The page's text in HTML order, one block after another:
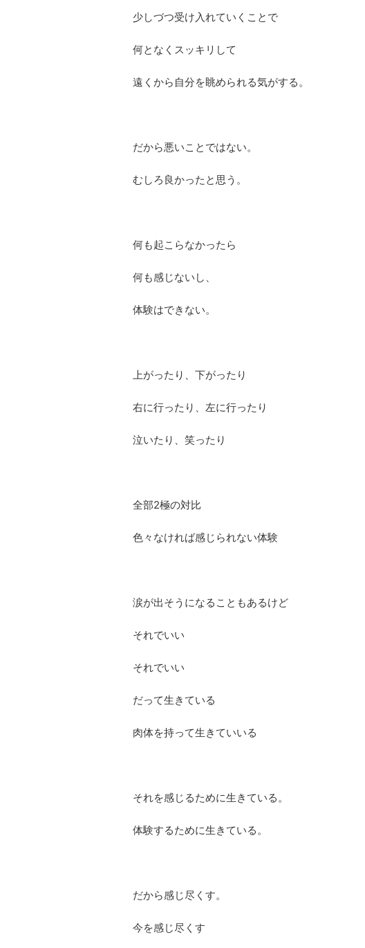
少しづつ受け入れていくことで
何となくスッキリして
遠くから自分を眺められる気がする。
だから悪いことではない。
むしろ良かったと思う。
何も起こらなかったら
何も感じないし、
体験はできない。
上がったり、下がったり
右に行ったり、左に行ったり
泣いたり、笑ったり
全部2極の対比
色々なければ感じられない体験
涙が出そうになることもあるけど
それでいい
それでいい
だって生きている
肉体を持って生きていいる
それを感じるために生きている。
体験するために生きている。
だから感じ尽くす。
今を感じ尽くす